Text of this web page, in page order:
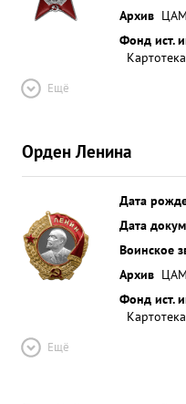
Архив
Фонд ист.
Ещё
Орден Ленина
Дата
Дата
Воинское
Архив
Фонд ист.
Ещё